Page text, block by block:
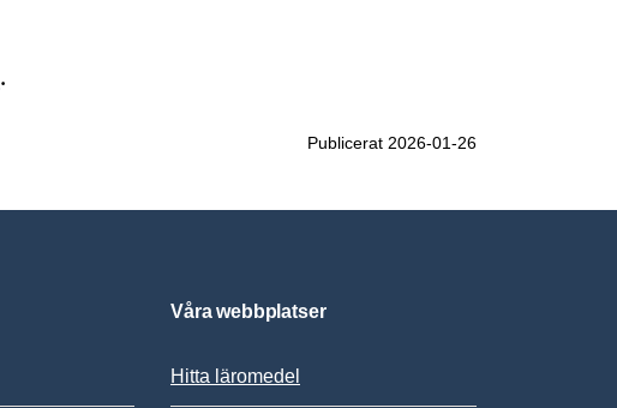
.
Publicerat 2026-01-26
Våra webbplatser
Hitta läromedel